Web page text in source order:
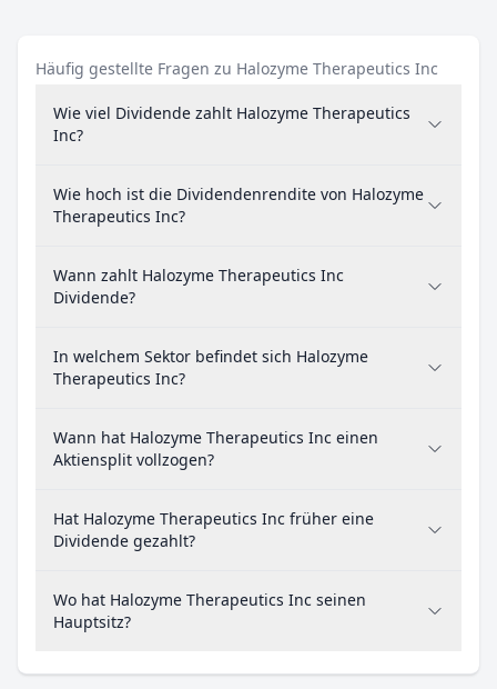
Häufig gestellte Fragen zu Halozyme Therapeutics Inc
Wie viel Dividende zahlt Halozyme Therapeutics
Inc?
Wie hoch ist die Dividendenrendite von Halozyme
Therapeutics Inc?
Wann zahlt Halozyme Therapeutics Inc
Dividende?
In welchem Sektor befindet sich Halozyme
Therapeutics Inc?
Wann hat Halozyme Therapeutics Inc einen
Aktiensplit vollzogen?
Hat Halozyme Therapeutics Inc früher eine
Dividende gezahlt?
Wo hat Halozyme Therapeutics Inc seinen
Hauptsitz?